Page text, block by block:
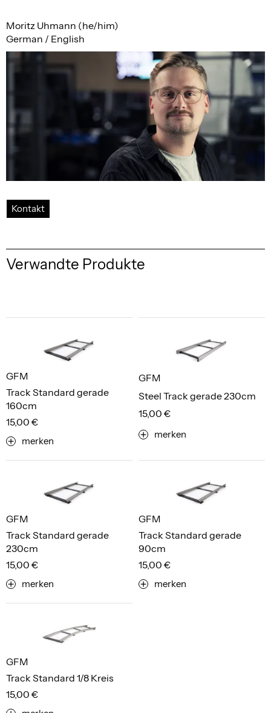
Moritz Uhmann (he/him)
German / English
Kontakt
Verwandte Produkte
Track Standard gerade
160cm
GFM
15,00 €
merken
Steel Track gerade 230cm
GFM
15,00 €
merken
Track Standard gerade
230cm
GFM
15,00 €
merken
Track Standard gerade
90cm
GFM
15,00 €
merken
Track Standard 1/8 Kreis
GFM
15,00 €